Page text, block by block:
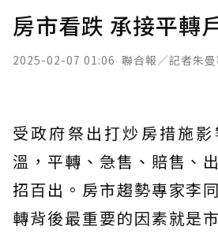
房市看跌 承接平轉
2025-02-07 01:06 聯合報／記者朱
受政府祭出打炒房措施
溫，平轉、急售、賠售、
招百出。房市趨勢專家李
轉背後最重要的因素就是